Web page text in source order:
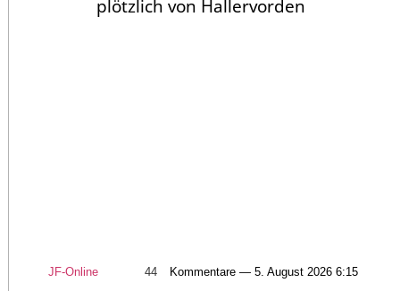
plötzlich von Hallervorden
JF-Online 44 Kommentare — 5. August 2026 6:15